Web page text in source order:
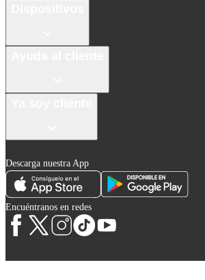
Descarga nuestra App
Encuéntranos en redes